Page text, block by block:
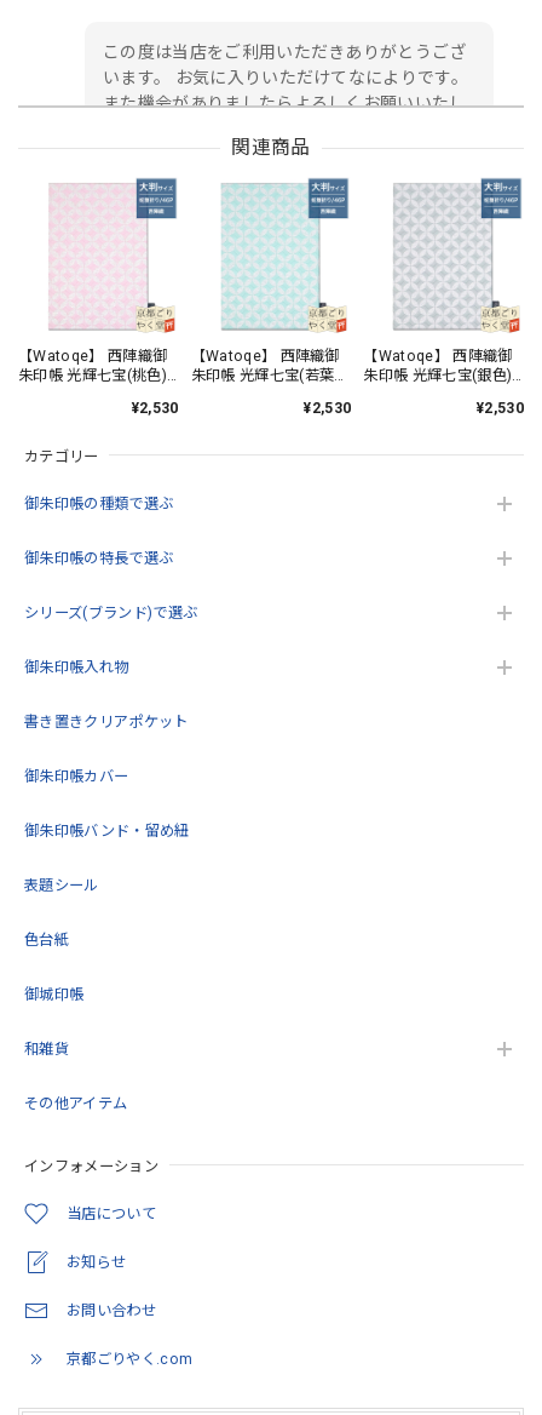
カテゴリー
御朱印帳の種類で選ぶ
御朱印帳の特長で選ぶ
シリーズ(ブランド)で選ぶ
御朱印帳入れ物
書き置きクリアポケット
御朱印帳カバー
御朱印帳バンド・留め紐
表題シール
色台紙
御城印帳
和雑貨
その他アイテム
インフォメーション
当店について
お知らせ
お問い合わせ
京都ごりやく.com
この度は当店をご利用いただきありがとうござ
います。 お気に入りいただけてなによりです。
また機会がありましたらよろしくお願いいたし
御朱印帳 京都 金襴 龍虎(黒)大判サイズ
2026/05/24
初めて注文しました。 早速 届きました。 ありがとうござ
います。 日本伝統 西陣金襴の御朱印帳✨ 黒地に金銀糸の 龍
虎デザイン豪華で美しい✨ 緑地の御朱印帳が欲しかったので
すが 残念。黒地も最高😀
います。 緑が品切れで申し訳ございません。 ま
す。
の度も迅速で丁寧な対応をいただきありがとうございまし
す。これから大切に使用します！
とても綺麗でした。 いろんな思いを…COLORで観た価値に
変わってたように… 隙間を穴埋めするような感覚が安心感
に。 繋がってるように思います。
います。 また機会がありましたらよろしくお願
関連商品
【Watoqe】 西陣織御
朱印帳 光輝七宝(桃色)
¥2,530
【Watoqe】 西陣織御
朱印帳 光輝七宝(若葉
¥2,530
【Watoqe】 西陣織御
朱印帳 光輝七宝(銀色)
¥2,530